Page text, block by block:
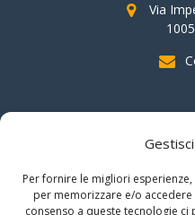
Per fornire le migliori
per memorizzare e/o
consenso a queste tecnologie
Via
indicando il
C.F. 96020930010
firmando per la